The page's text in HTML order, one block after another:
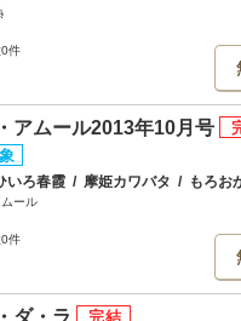
件
アムール2013年10月号
いろ春霞 / 摩姫カワバタ / もろお
ール
件